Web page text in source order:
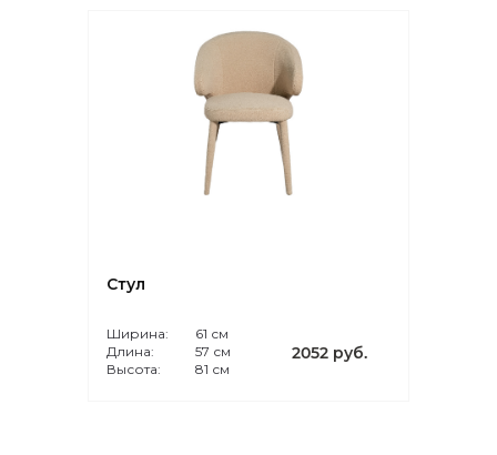
Стул
Ширина:
61 см
Длина:
57 см
Высота:
81 см
2052 руб.